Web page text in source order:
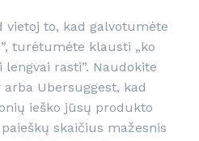
vietoj to, kad galvotumėte
turėtumėte klausti „ko
rasti”. Naudokite
arba Ubersuggest, kad
ieško jūsų produkto
skaičius mažesnis